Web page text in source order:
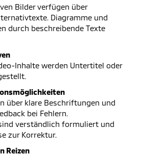
Bilder verfügen über
Diagramme und
durch beschreibende Texte
Inhalte werden Untertitel oder
über klare Beschriftungen und
bei Fehlern.
verständlich formuliert und
zur Korrektur.
Reizen